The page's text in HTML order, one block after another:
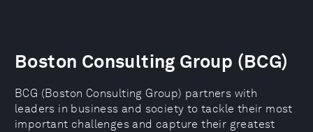
Boston Consulting Group (BCG)
BCG (Boston Consulting Group) partners with
leaders in business and society to tackle their most
important challenges and capture their greatest